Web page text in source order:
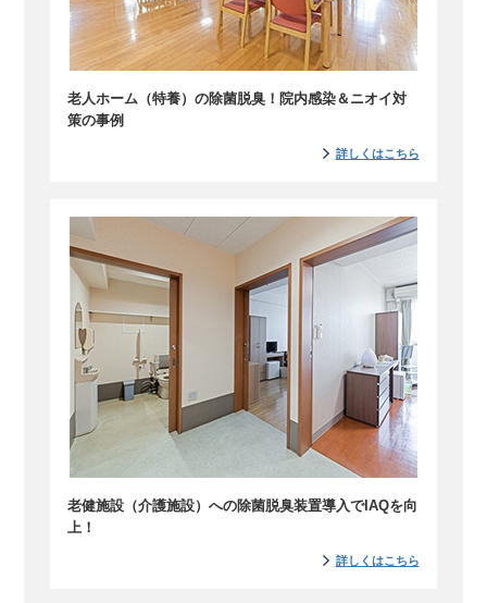
老人ホーム（特養）の除菌脱臭！院内感染＆ニオイ対
策の事例
詳しくはこちら
老健施設（介護施設）への除菌脱臭装置導入でIAQを向
上！
詳しくはこちら